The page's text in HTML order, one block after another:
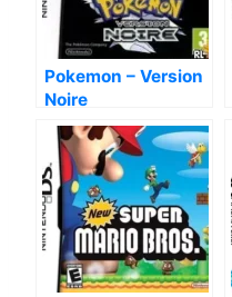
Pokemon – Version
Noire